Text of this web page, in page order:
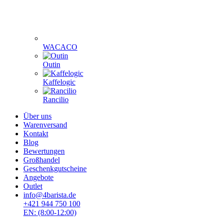
WACACO
Outin
Kaffelogic
Rancilio
Über uns
Warenversand
Kontakt
Blog
Bewertungen
Großhandel
Geschenkgutscheine
Angebote
Outlet
info@4barista.de
+421 944 750 100
EN: (8:00-12:00)